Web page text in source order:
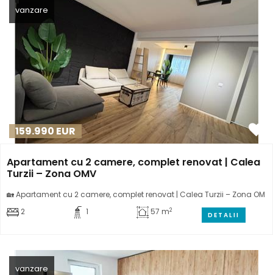
vanzare
159.990 EUR
Apartament cu 2 camere, complet renovat | Calea
Turzii – Zona OMV
🏡 Apartament cu 2 camere, complet renovat | Calea Turzii – Zona OM
2
1 57 m2
DETALII
vanzare